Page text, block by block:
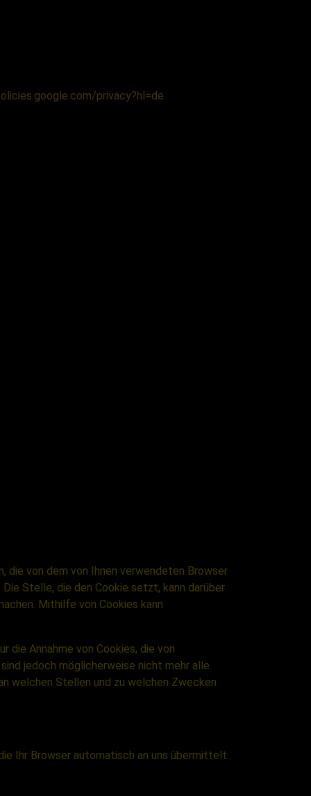
privacy?hl=de.
die von dem von Ihnen verwendeten Browser
Stelle, die den Cookie setzt, kann darüber
Mithilfe von Cookies kann
die Annahme von Cookies, die von
jedoch möglicherweise nicht mehr alle
welchen Stellen und zu welchen Zwecken
Ihr Browser automatisch an uns übermittelt.